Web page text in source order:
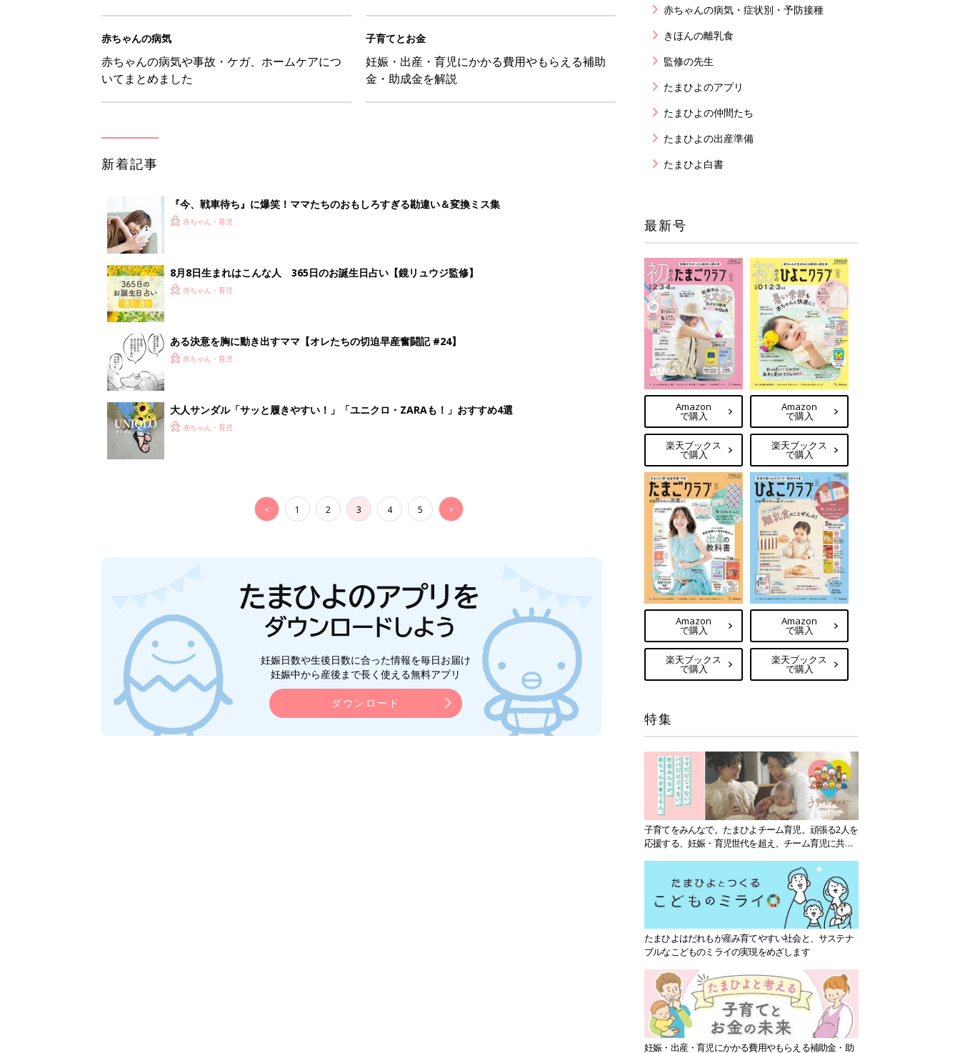
赤ちゃんの病気
赤ちゃんの病気や事故・ケガ、ホームケアにつ
いてまとめました
子育てとお金
妊娠・出産・育児にかかる費用やもらえる補助
金・助成金を解説
新着記事
『今、戦車待ち』に爆笑！ママたちのおもしろすぎる勘違い＆変換ミス集
赤ちゃん・育児
8月8日生まれはこんな人 365日のお誕生日占い【鏡リュウジ監修】
赤ちゃん・育児
ある決意を胸に動き出すママ【オレたちの切迫早産奮闘記 #24】
赤ちゃん・育児
大人サンダル「サッと履きやすい！」「ユニクロ・ZARAも！」おすすめ4選
赤ちゃん・育児
< 1 2 3 4 5 >
妊娠日数や生後日数に合った情報を毎日お届け
妊娠中から産後まで長く使える無料アプリ
ダウンロード
赤ちゃんの病気・症状別・予防接種
きほんの離乳食
監修の先生
たまひよのアプリ
たまひよの仲間たち
たまひよの出産準備
たまひよ白書
最新号
Amazon
で購入
楽天ブックス
で購入
Amazon
で購入
楽天ブックス
で購入
Amazon
で購入
楽天ブックス
で購入
Amazon
で購入
楽天ブックス
で購入
特集
子育てをみんなで。たまひよチーム育児。頑張る2人を
応援する、妊娠・育児世代を超え、チーム育児に共感
たまひよはだれもが産み育てやすい社会と、サステナ
ブルなこどものミライの実現をめざします
妊娠・出産・育児にかかる費用やもらえる補助金・助